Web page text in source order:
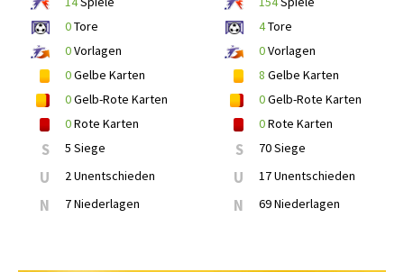
0Tore
0Vorlagen
0Gelbe Karten
0Gelb-Rote Karten
0Rote Karten
S 5 Siege
U 2 Unentschieden
N 7 Niederlagen
4Tore
0Vorlagen
8 Gelbe Karten
0Gelb-Rote Karten
0Rote Karten
S 70 Siege
U 17 Unentschieden
N 69 Niederlagen